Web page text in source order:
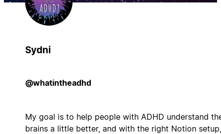
Sydni
@whatintheadhd
My goal is to help people with ADHD understand
brains a little better, and with the right Notion setup,